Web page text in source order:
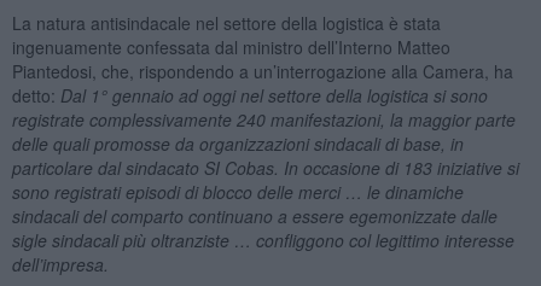
La natura antisindacale nel settore della logistica è stata
ingenuamente confessata dal ministro dell’Interno Matteo
Piantedosi, che, rispondendo a un’interrogazione alla Camera, ha
detto: Dal 1° gennaio ad oggi nel settore della logistica si sono
registrate complessivamente 240 manifestazioni, la maggior parte
delle quali promosse da organizzazioni sindacali di base, in
particolare dal sindacato SI Cobas. In occasione di 183 iniziative si
sono registrati episodi di blocco delle merci … le dinamiche
sindacali del comparto continuano a essere egemonizzate dalle
sigle sindacali più oltranziste … confliggono col legittimo interesse
dell’impresa.